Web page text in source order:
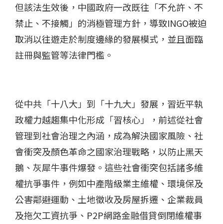
但該法生效後，中國政府一改既往「不允許、不
禁止、不接觸」的消極管理方針，導致INGO被迫
取消以往遊走於制度邊緣的發展模式，並且面臨
註冊與監管等法律門檻。
從中共「十八大」到「十九大」發展，習近平執
政權力越趨集中化形成「習核心」，前述從社會
管理到社會治理之內涵，成為解決國家風險、社
會衝突及顏色革命之國家治理戰略，以防止黑天
鵝、灰犀牛事件爆發。這些社會衝突包括諸多維
權抗爭事件，例如中產階級業主維權、環境保及
公害鄰避運動、土地徵收及房屋拆遷、企業裁員
及拖欠工資抗爭、P2P網路金融借貸倒閉維權事